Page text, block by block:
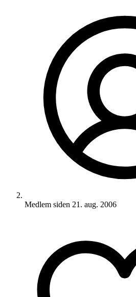
Medlem siden 21. aug. 2006